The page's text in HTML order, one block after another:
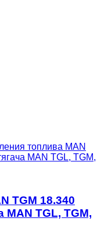
топлива MAN
MAN TGL, TGM,
TGM 18.340
MAN TGL, TGM,